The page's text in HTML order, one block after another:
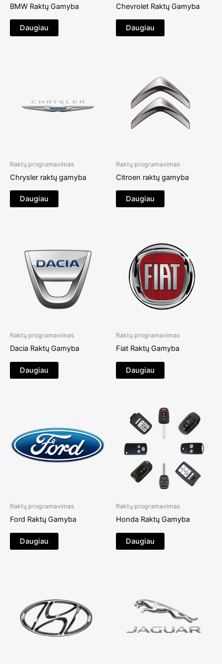
BMW Raktų Gamyba
Daugiau
Chevrolet Raktų Gamyba
Daugiau
Raktų programavimas
Chrysler raktų gamyba
Daugiau
Raktų programavimas
Citroen raktų gamyba
Daugiau
Raktų programavimas
Dacia Raktų Gamyba
Daugiau
Raktų programavimas
Fiat Raktų Gamyba
Daugiau
Raktų programavimas
Ford Raktų Gamyba
Daugiau
Raktų programavimas
Honda Raktų Gamyba
Daugiau